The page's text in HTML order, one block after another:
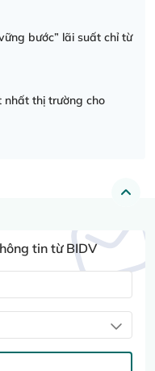
bước” lãi suất chỉ từ
nhất thị trường cho
tin từ BIDV